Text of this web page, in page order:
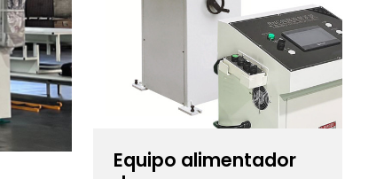
Equipo alimentador